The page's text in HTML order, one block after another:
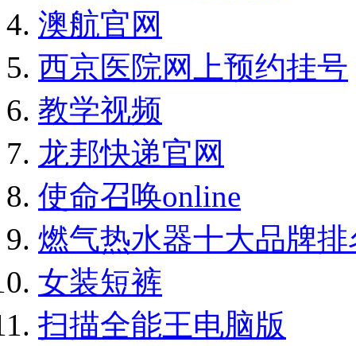
澳航官网
西京医院网上预约挂号
教学视频
龙邦快递官网
使命召唤online
燃气热水器十大品牌排
女装短裤
扫描全能王电脑版